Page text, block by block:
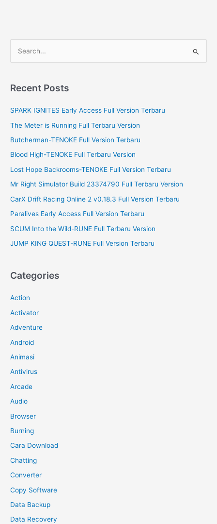
r
h
f
o
Recent Posts
SPARK IGNITES Early Access Full Version Terbaru
The Meter is Running Full Terbaru Version
Butcherman-TENOKE Full Version Terbaru
Blood High-TENOKE Full Terbaru Version
Lost Hope Backrooms-TENOKE Full Version Terbaru
Mr Right Simulator Build 23374790 Full Terbaru Version
CarX Drift Racing Online 2 v0.18.3 Full Version Terbaru
Paralives Early Access Full Version Terbaru
SCUM Into the Wild-RUNE Full Terbaru Version
JUMP KING QUEST-RUNE Full Version Terbaru
Categories
Action
Activator
Adventure
Android
Animasi
Antivirus
Arcade
Audio
Browser
Burning
Cara Download
Chatting
Converter
Copy Software
Data Backup
Data Recovery